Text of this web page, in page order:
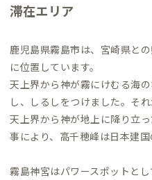
滞在エリア
鹿児島県霧島市は、宮崎県と
に位置しています。
天上界から神が霧にけむる海
し、しるしをつけました。そ
天上界から神が地上に降り立
事により、高千穂峰は日本建国
霧島神宮はパワースポットと